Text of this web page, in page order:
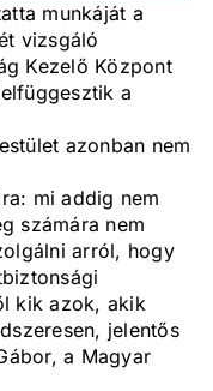
munkáját a
vizsgáló
Kezelő Központ
a
azonban nem
mi addig nem
számára nem
arról, hogy
kik azok, akik
jelentős
a Magyar